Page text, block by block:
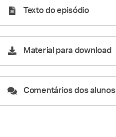
Texto do episódio
Material para download
Comentários dos alunos